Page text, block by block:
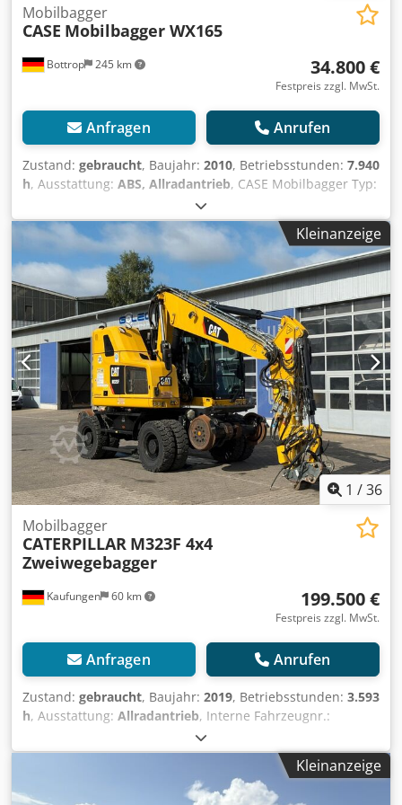
Bottrop 245 km
Mobilbagger
CASE Mobilbagger WX165
34.800 €
Festpreis zzgl. MwSt.
Anfragen Anrufen
Zustand: gebraucht, Baujahr: 2010, Betriebsstunden: 7.940
h, Ausstattung: ABS, Allradantrieb, CASE Mobilbagger Typ:
WX165 (Hydraulic Exavator) Typ approval number: N211
Motorhersteller : Case Motorleistung: 105 kW
Betriebsstunden : 7940 h Zul. Gesamtgewicht : 18000 kg
Transportlänge :8,19 m Transportbreite:1,91 m
Transporthöhe: 2,89 m Farbe : Gelb - Joystick-Steuerung -
Planierschild - Kamera Crodpfxezripcj Ab Ssf Gerne
unterstützen wir Sie auch im Bereich Finanzierung/Leasing
mit unserem Partnern. Alle Angaben ohne Gewähr. Irrtum
und Zwischenhandel vorbehalten.
Kleinanzeige
1 /36
Kaufungen 60 km
Mobilbagger
CATERPILLAR M323F 4x4
Zweiwegebagger
199.500 €
Festpreis zzgl. MwSt.
Anfragen Anrufen
Zustand: gebraucht, Baujahr: 2019, Betriebsstunden: 3.593
h, Ausstattung: Allradantrieb, Interne Fahrzeugnr.:
MK300021 Ab sofort verfügbar auf unserem Hof in
Kaufungen. Mehr INFO unter: ? Luis Lucena ? Viktoria
Sologubova DeutschCAT M323F 4x4 Zweiwegebagger |
Baujahr 2019 | 3.593 Betriebsstunden Zum Verkauf steht
Kleinanzeige